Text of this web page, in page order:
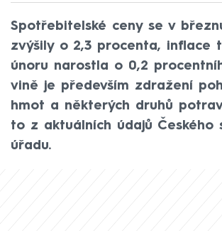
Spotřebitelské ceny se v
zvýšily o 2,3 procenta, inflace
únoru narostla o 0,2
vině je především zdražení
hmot a některých druhů
to z aktuálních údajů Českého
úřadu.